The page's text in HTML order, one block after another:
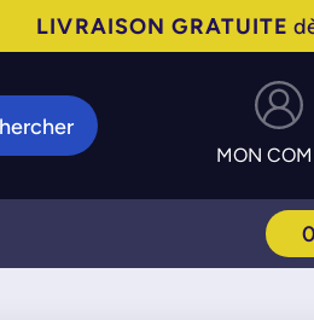
LIVRAISON GRATUITE
MON